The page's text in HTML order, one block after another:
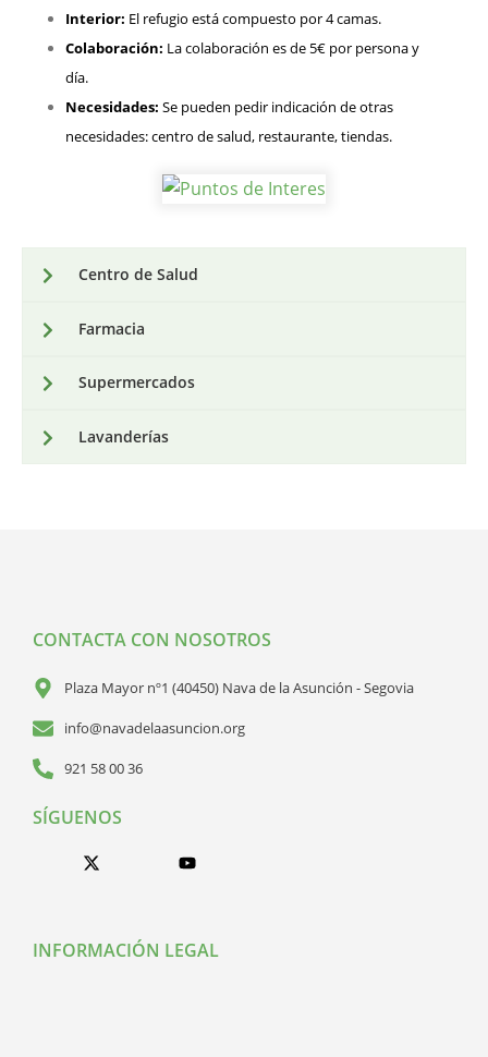
Interior: El refugio está compuesto por 4 camas.
Colaboración: La colaboración es de 5€ por persona y
día.
Necesidades: Se pueden pedir indicación de otras
necesidades: centro de salud, restaurante, tiendas.
Centro de Salud
Farmacia
Supermercados
Lavanderías
CONTACTA CON NOSOTROS
Plaza Mayor nº1 (40450) Nava de la Asunción - Segovia
info@navadelaasuncion.org
921 58 00 36
SÍGUENOS
INFORMACIÓN LEGAL